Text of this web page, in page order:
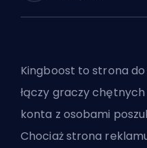
Kingboost to strona
łączy graczy
konta z osobami
Chociaż strona